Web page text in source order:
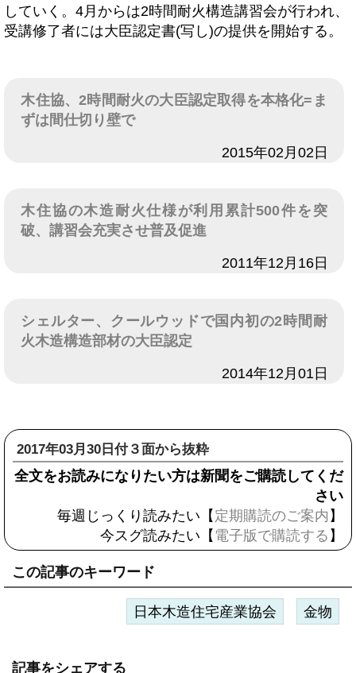
していく。4月からは2時間耐火構造講習会が行われ、
受講修了者には大臣認定書(写し)の提供を開始する。
木住協、2時間耐火の大臣認定取得を本格化=ま
ずは間仕切り壁で
2015年02月02日
木住協の木造耐火仕様が利用累計500件を突
破、講習会充実させ普及促進
2011年12月16日
シェルター、クールウッドで国内初の2時間耐
火木造構造部材の大臣認定
2014年12月01日
2017年03月30日付３面から抜粋
全文をお読みになりたい方は新聞をご購読してくだ
さい
毎週じっくり読みたい【 定期購読のご案内 】
今スグ読みたい【 電子版で購読する 】
この記事のキーワード
日本木造住宅産業協会 金物
記事をシェアする